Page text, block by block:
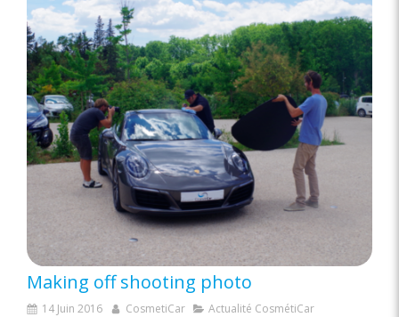
Making off shooting photo
14 Juin 2016 CosmetiCar Actualité CosmétiCar